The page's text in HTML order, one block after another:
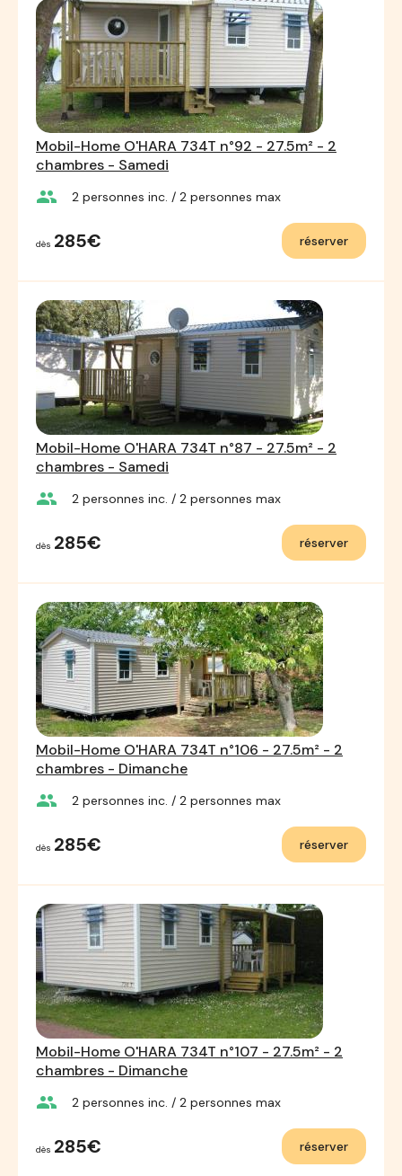
Mobil-Home O'HARA 734T n°92 - 27.5m² - 2
chambres - Samedi
group 2 personnes inc. / 2 personnes max
dès 285€ réserver
Mobil-Home O'HARA 734T n°87 - 27.5m² - 2
chambres - Samedi
group 2 personnes inc. / 2 personnes max
dès 285€ réserver
Mobil-Home O'HARA 734T n°106 - 27.5m² - 2
chambres - Dimanche
group 2 personnes inc. / 2 personnes max
dès 285€ réserver
Mobil-Home O'HARA 734T n°107 - 27.5m² - 2
chambres - Dimanche
group 2 personnes inc. / 2 personnes max
dès 285€ réserver